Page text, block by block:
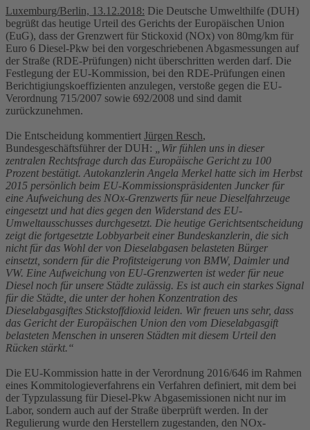
Luxemburg/Berlin, 13.12.2018: Die Deutsche Umwelthilfe (DUH)
begrüßt das heutige Urteil des Gerichts der Europäischen Union
(EuG), dass der Grenzwert für Stickoxid (NOx) von 80mg/km für
Euro 6 Diesel-Pkw bei den vorgeschriebenen Abgasmessungen auf
der Straße (RDE-Prüfungen) nicht überschritten werden darf. Die
Festlegung der EU-Kommission, bei den RDE-Prüfungen einen
Berichtigiungskoeffizienten anzulegen, verstoße gegen die EU-
Verordnung 715/2007 sowie 692/2008 und sind damit
zurückzunehmen.
Die Entscheidung kommentiert Jürgen Resch,
Bundesgeschäftsführer der DUH:
„Wir fühlen uns in dieser
zentralen Rechtsfrage durch das Europäische Gericht zu 100
Prozent bestätigt. Autokanzlerin Angela Merkel hatte sich im Herbst
2015 persönlich beim EU-Kommissionspräsidenten Juncker für
eine Aufweichung des NOx-Grenzwerts für neue Dieselfahrzeuge
eingesetzt und hat dies gegen den Widerstand des EU-
Umweltausschusses durchgesetzt. Die heutige Gerichtsentscheidung
zeigt die fortgesetzte Lobbyarbeit einer Bundeskanzlerin, die sich
nicht für das Wohl der von Dieselabgasen belasteten Bürger
einsetzt, sondern für die Profitsteigerung von BMW, Daimler und
VW. Eine Aufweichung von EU-Grenzwerten ist weder für neue
Diesel noch für unsere Städte zulässig. Es ist auch ein starkes Signal
für die Städte, die unter der hohen Konzentration des
Dieselabgasgiftes Stickstoffdioxid leiden. Wir freuen uns sehr, dass
das Gericht der Europäischen Union den vom Dieselabgasgift
belasteten Menschen in unseren Städten mit diesem Urteil den
Rücken stärkt.“
Die EU-Kommission hatte in der Verordnung 2016/646 im Rahmen
eines Kommitologieverfahrens ein Verfahren definiert, mit dem bei
der Typzulassung für Diesel-Pkw Abgasemissionen nicht nur im
Labor, sondern auch auf der Straße überprüft werden. In der
Regulierung wurde den Herstellern zugestanden, den NOx-